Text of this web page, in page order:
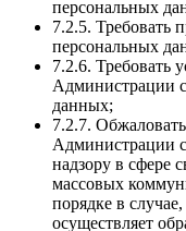
персональных
7.2.5. Требовать
персональных
7.2.6. Требовать
Администрации
данных;
7.2.7.
Администрации
надзору в сфере
массовых
порядке в
осуществляет